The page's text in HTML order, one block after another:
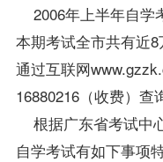
2006年上半年自学
本期考试全市共有近8
通过互联网
16880216（收费）查
根据广东省考试中
自学考试有如下事项